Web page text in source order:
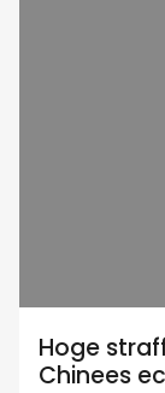
Hoge
Chinees